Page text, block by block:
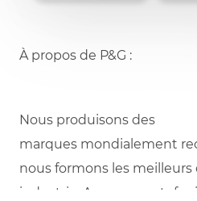
À propos de P&G :
Nous produisons des
marques mondialement
nous formons les meilleurs
industrie
. Avec un